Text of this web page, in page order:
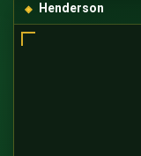
Henderson